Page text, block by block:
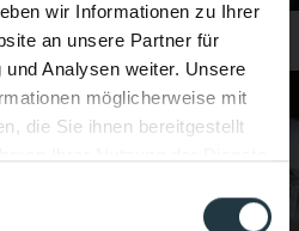
wir Informationen zu Ihrer
an unsere Partner für
Analysen weiter. Unsere
möglicherweise mit
die Sie ihnen bereitgestellt